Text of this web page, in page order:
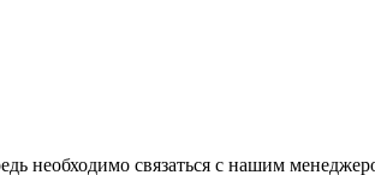
необходимо связаться с нашим